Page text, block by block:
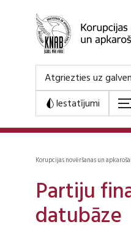
Atgriezties uz
Iestatījumi
Korupcijas novēršanas un
Partiju
datubāze